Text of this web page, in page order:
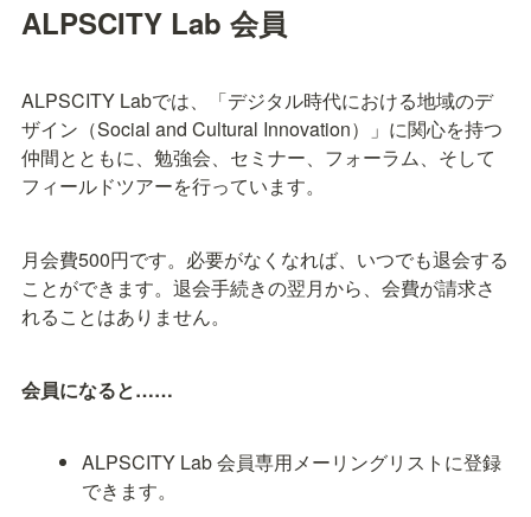
ALPSCITY Lab 会員
ALPSCITY Labでは、「デジタル時代における地域のデ
ザイン（Social and Cultural Innovation）」に関心を持つ
仲間とともに、勉強会、セミナー、フォーラム、そして
フィールドツアーを行っています。
月会費500円です。必要がなくなれば、いつでも退会する
ことができます。退会手続きの翌月から、会費が請求さ
れることはありません。
会員になると……
ALPSCITY Lab 会員専用メーリングリストに登録
できます。